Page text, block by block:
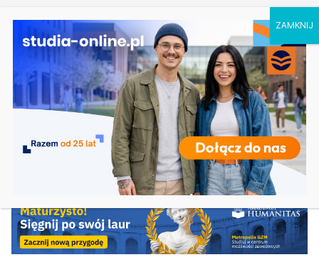
Ostatnie
wpisy:
Elektroniczne przetwarzanie informacji w
Krakowie
Prawo w Łomży
Pedagogika przedszkolna i wczesnoszkolna w
Skierniewicach
Kosmetologia w Opolu
Logistyka – studia inżynierskie na Uniwersytecie
Szczecińskim